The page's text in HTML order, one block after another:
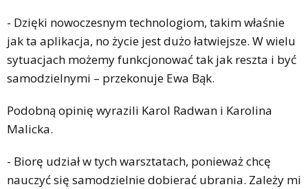
- Dzięki nowoczesnym technologiom, takim właśnie
jak ta aplikacja, no życie jest dużo łatwiejsze. W wielu
sytuacjach możemy funkcjonować tak jak reszta i być
samodzielnymi – przekonuje Ewa Bąk.
Podobną opinię wyrazili Karol Radwan i Karolina
Malicka.
- Biorę udział w tych warsztatach, ponieważ chcę
nauczyć się samodzielnie dobierać ubrania. Zależy mi